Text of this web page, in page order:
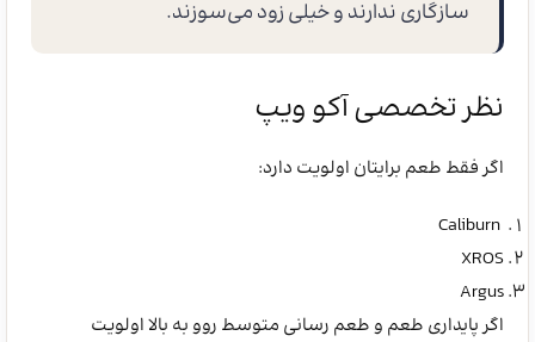
سازگاری ندارند و خیلی زود می‌سوزند.
نظر تخصصی آکو ویپ
اگر فقط طعم برایتان اولویت دارد:
XROS
Argus
اگر پایداری طعم و طعم رسانی متوسط روو به بالا اولویت